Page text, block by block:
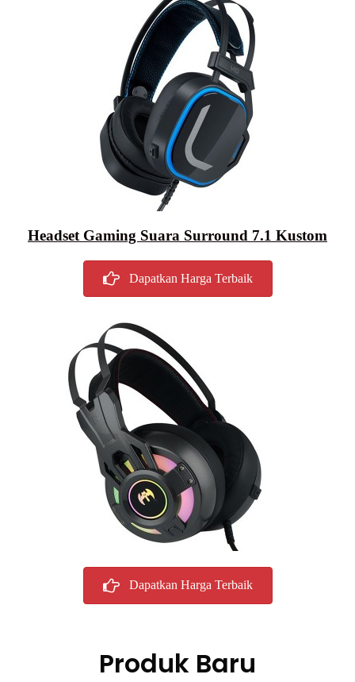
Headset Gaming Suara Surround 7.1 Kustom
Dapatkan Harga Terbaik
Dapatkan Harga Terbaik
Produk Baru